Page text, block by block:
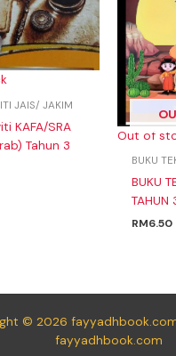
JAIS/ JAKIM
KAFA/SRA
Tahun 3
Out of
BUKU
BUKU
TAHUN
RM6.50
© 2026
fayyadhbook.com